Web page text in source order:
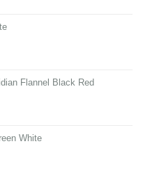
Flannel Black Red
White